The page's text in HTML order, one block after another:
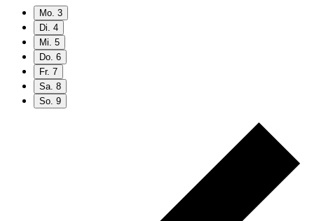
Mo. 3
Di. 4
Mi. 5
Do. 6
Fr. 7
Sa. 8
So. 9